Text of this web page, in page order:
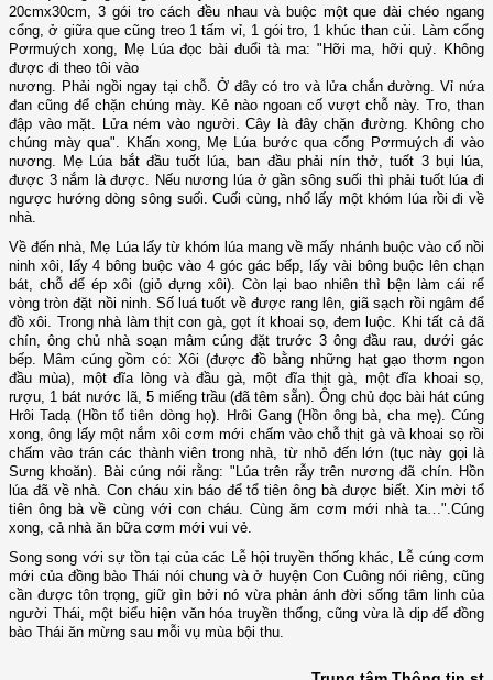
20cmx30cm, 3 gói tro cách đều nhau và buộc một que dài chéo ngang
cổng, ở giữa que cũng treo 1 tấm vỉ, 1 gói tro, 1 khúc than củi. Làm cổng
Pơrmuých xong, Mẹ Lúa đọc bài đuổi tà ma: "Hỡi ma, hỡi quỷ. Không
được đi theo tôi vào
nương. Phải ngồi ngay tại chỗ. Ở đây có tro và lửa chắn đường. Vỉ nứa
đan cũng để chặn chúng mày. Kẻ nào ngoan cố vượt chỗ này. Tro, than
đập vào mặt. Lửa ném vào người. Cây là đây chặn đường. Không cho
chúng mày qua". Khấn xong, Mẹ Lúa bước qua cổng Pơrmuých đi vào
nương. Mẹ Lúa bắt đầu tuốt lúa, ban đầu phải nín thở, tuốt 3 bụi lúa,
được 3 nắm là được. Nếu nương lúa ở gần sông suối thì phải tuốt lúa đi
ngược hướng dòng sông suối. Cuối cùng, nhổ lấy một khóm lúa rồi đi về
nhà.
Về đến nhà, Mẹ Lúa lấy từ khóm lúa mang về mấy nhánh buộc vào cổ nồi
ninh xôi, lấy 4 bông buộc vào 4 góc gác bếp, lấy vài bông buộc lên chạn
bát, chỗ để ép xôi (giỏ đựng xôi). Còn lại bao nhiên thì bện làm cái rể
vòng tròn đặt nồi ninh. Số luá tuốt về được rang lên, giã sạch rồi ngâm để
đồ xôi. Trong nhà làm thịt con gà, gọt ít khoai sọ, đem luộc. Khi tất cả đã
chín, ông chủ nhà soạn mâm cúng đặt trước 3 ông đầu rau, dưới gác
bếp.
Mâm cúng gồm có: Xôi (được đồ bằng những hạt gạo thơm ngon
đầu mùa), một đĩa lòng và đầu gà, một đĩa thịt gà, một đĩa khoai sọ,
rượu, 1 bát nước lã, 5 miếng trầu (đã têm sẵn). Ông chủ đọc bài hát cúng
Hrôi Tadạ (Hồn tổ tiên dòng họ). Hrôi Gang (Hồn ông bà, cha mẹ). Cúng
xong, ông lấy một nắm xôi cơm mới chấm vào chỗ thịt gà và khoai sọ rồi
chấm vào trán các thành viên trong nhà, từ nhỏ đến lớn (tục này gọi là
Sưng khoăn). Bài cúng nói rằng: "Lúa trên rẫy trên nương đã chín. Hồn
lúa đã về nhà. Con cháu xin báo để tổ tiên ông bà được biết. Xin mời tổ
tiên ông bà về cùng với con cháu. Cùng ăm cơm mới nhà ta
".Cúng
xong, cả nhà ăn bữa cơm mới vui vẻ.
Song song với sự tồn tại của các Lễ hội truyền thống khác, Lễ cúng cơm
mới của đồng bào Thái nói chung và ở huyện Con Cuông nói riêng, cũng
cần được tôn trọng, giữ gìn bởi nó vừa phản ánh đời sống tâm linh của
người Thái, một biểu hiện văn hóa truyền thống, cũng vừa là dịp để đồng
bào Thái ăn mừng sau mỗi vụ mùa bội thu.